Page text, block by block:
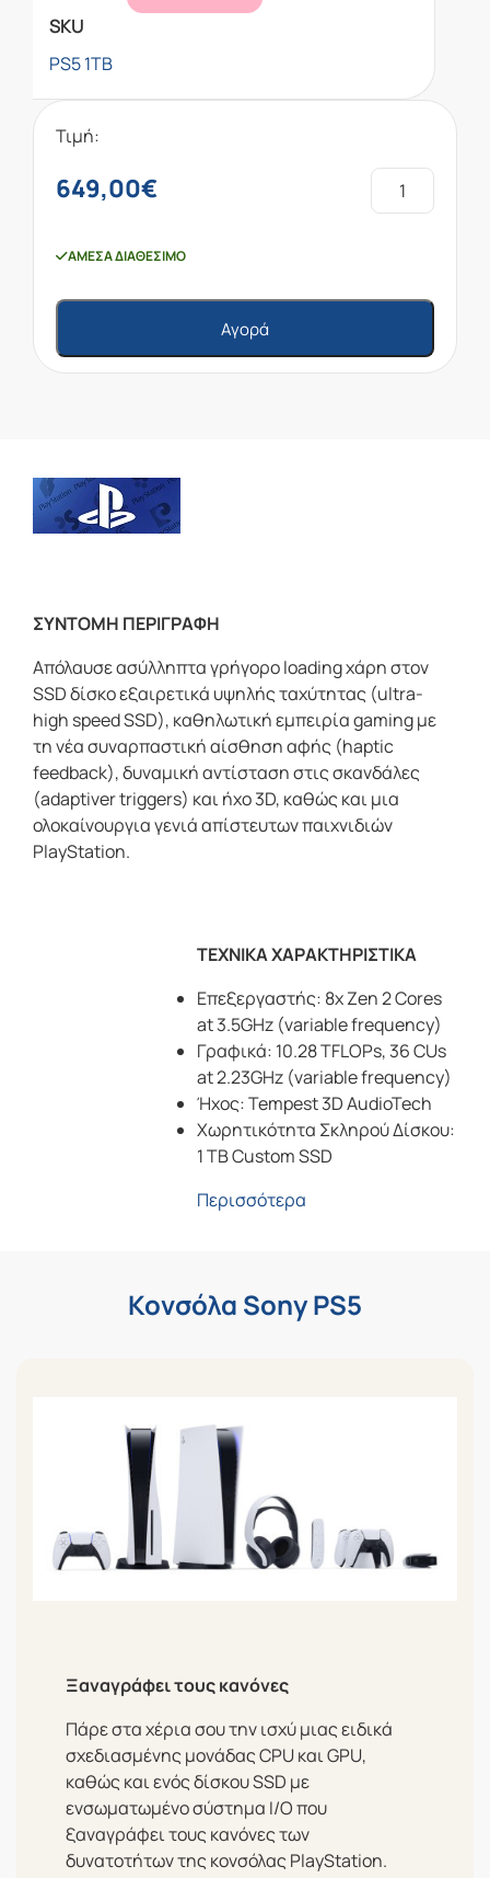
SKU
PS5 1TB
Τιμή:
649,00€
ΆΜΕΣΑ ΔΙΑΘΈΣΙΜΟ
Αγορά
ΣΥΝΤΟΜΗ ΠΕΡΙΓΡΑΦΗ
Απόλαυσε ασύλληπτα γρήγορo loading χάρη στον
SSD δίσκο εξαιρετικά υψηλής ταχύτητας (ultra-
high speed SSD), καθηλωτική εμπειρία gaming με
τη νέα συναρπαστική αίσθηση αφής (haptic
feedback), δυναμική αντίσταση στις σκανδάλες
(adaptiver triggers) και ήχο 3D, καθώς και μια
ολοκαίνουργια γενιά απίστευτων παιχνιδιών
PlayStation.
ΤΕΧΝΙΚΑ ΧΑΡΑΚΤΗΡΙΣΤΙΚΑ
Επεξεργαστής: 8x Zen 2 Cores
at 3.5GHz (variable frequency)
Γραφικά: 10.28 TFLOPs, 36 CUs
at 2.23GHz (variable frequency)
Ήχος: Tempest 3D AudioTech
Χωρητικότητα Σκληρού Δίσκου:
1 TB Custom SSD
Περισσότερα
Κονσόλα Sony PS5
Ξαναγράφει τους κανόνες
Πάρε στα χέρια σου την ισχύ μιας ειδικά
σχεδιασμένης μονάδας CPU και GPU,
καθώς και ενός δίσκου SSD με
ενσωματωμένο σύστημα I/O που
ξαναγράφει τους κανόνες των
δυνατοτήτων της κονσόλας PlayStation.